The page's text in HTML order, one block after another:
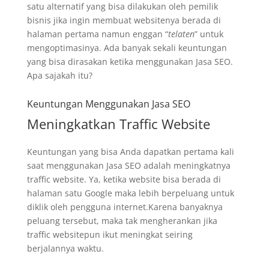
satu alternatif yang bisa dilakukan oleh pemilik
bisnis jika ingin membuat websitenya berada di
halaman pertama namun enggan “telaten” untuk
mengoptimasinya. Ada banyak sekali keuntungan
yang bisa dirasakan ketika menggunakan Jasa SEO.
Apa sajakah itu?
Keuntungan Menggunakan Jasa SEO
Meningkatkan Traffic Website
Keuntungan yang bisa Anda dapatkan pertama kali
saat menggunakan Jasa SEO adalah meningkatnya
traffic website. Ya, ketika website bisa berada di
halaman satu Google maka lebih berpeluang untuk
diklik oleh pengguna internet.Karena banyaknya
peluang tersebut, maka tak mengherankan jika
traffic websitepun ikut meningkat seiring
berjalannya waktu.